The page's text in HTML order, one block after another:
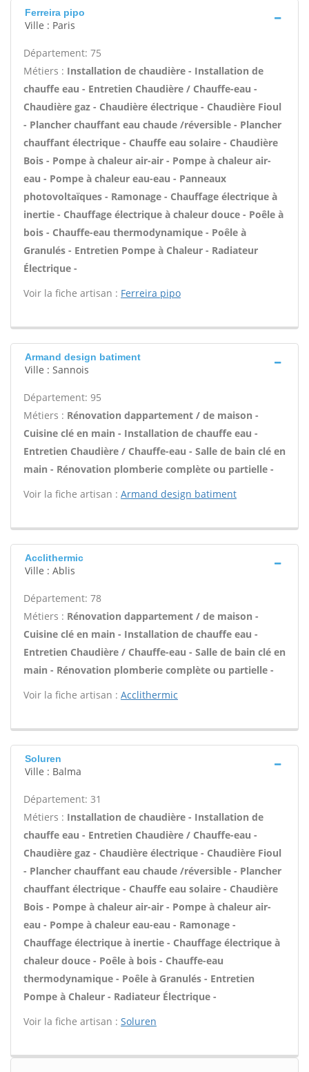
Ferreira pipo
Ville : Paris
Département: 75
Métiers : Installation de chaudière - Installation de
chauffe eau - Entretien Chaudière / Chauffe-eau -
Chaudière gaz - Chaudière électrique - Chaudière Fioul
- Plancher chauffant eau chaude /réversible - Plancher
chauffant électrique - Chauffe eau solaire - Chaudière
Bois - Pompe à chaleur air-air - Pompe à chaleur air-
eau - Pompe à chaleur eau-eau - Panneaux
photovoltaïques - Ramonage - Chauffage électrique à
inertie - Chauffage électrique à chaleur douce - Poêle à
bois - Chauffe-eau thermodynamique - Poêle à
Granulés - Entretien Pompe à Chaleur - Radiateur
Électrique -
Voir la fiche artisan : Ferreira pipo
Armand design batiment
Ville : Sannois
Département: 95
Métiers : Rénovation dappartement / de maison -
Cuisine clé en main - Installation de chauffe eau -
Entretien Chaudière / Chauffe-eau - Salle de bain clé en
main - Rénovation plomberie complète ou partielle -
Voir la fiche artisan : Armand design batiment
Acclithermic
Ville : Ablis
Département: 78
Métiers : Rénovation dappartement / de maison -
Cuisine clé en main - Installation de chauffe eau -
Entretien Chaudière / Chauffe-eau - Salle de bain clé en
main - Rénovation plomberie complète ou partielle -
Voir la fiche artisan : Acclithermic
Soluren
Ville : Balma
Département: 31
Métiers : Installation de chaudière - Installation de
chauffe eau - Entretien Chaudière / Chauffe-eau -
Chaudière gaz - Chaudière électrique - Chaudière Fioul
- Plancher chauffant eau chaude /réversible - Plancher
chauffant électrique - Chauffe eau solaire - Chaudière
Bois - Pompe à chaleur air-air - Pompe à chaleur air-
eau - Pompe à chaleur eau-eau - Ramonage -
Chauffage électrique à inertie - Chauffage électrique à
chaleur douce - Poêle à bois - Chauffe-eau
thermodynamique - Poêle à Granulés - Entretien
Pompe à Chaleur - Radiateur Électrique -
Voir la fiche artisan : Soluren